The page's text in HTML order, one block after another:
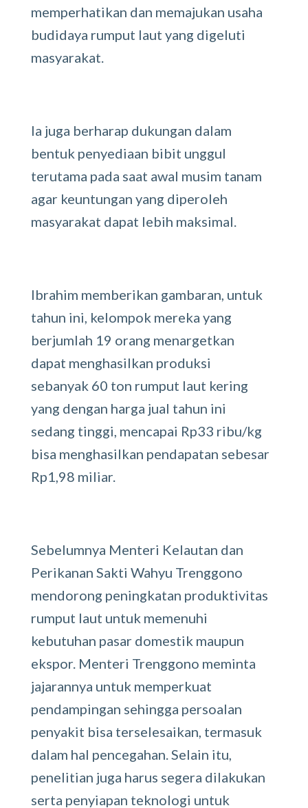
memperhatikan dan memajukan usaha
budidaya rumput laut yang digeluti
masyarakat.
Ia juga berharap dukungan dalam
bentuk penyediaan bibit unggul
terutama pada saat awal musim tanam
agar keuntungan yang diperoleh
masyarakat dapat lebih maksimal.
Ibrahim memberikan gambaran, untuk
tahun ini, kelompok mereka yang
berjumlah 19 orang menargetkan
dapat menghasilkan produksi
sebanyak 60 ton rumput laut kering
yang dengan harga jual tahun ini
sedang tinggi, mencapai Rp33 ribu/kg
bisa menghasilkan pendapatan sebesar
Rp1,98 miliar.
Sebelumnya Menteri Kelautan dan
Perikanan Sakti Wahyu Trenggono
mendorong peningkatan produktivitas
rumput laut untuk memenuhi
kebutuhan pasar domestik maupun
ekspor. Menteri Trenggono meminta
jajarannya untuk memperkuat
pendampingan sehingga persoalan
penyakit bisa terselesaikan, termasuk
dalam hal pencegahan. Selain itu,
penelitian juga harus segera dilakukan
serta penyiapan teknologi untuk